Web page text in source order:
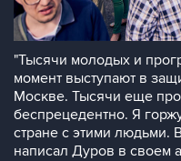
"Тысячи молодых и
момент выступают в
Москве. Тысячи еще
беспрецедентно. Я
стране с этими людьми.
написал Дуров в своем